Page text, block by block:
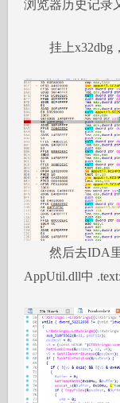
浏览器历史记录
挂上x32dbg
然后去IDA
AppUtil.dll中